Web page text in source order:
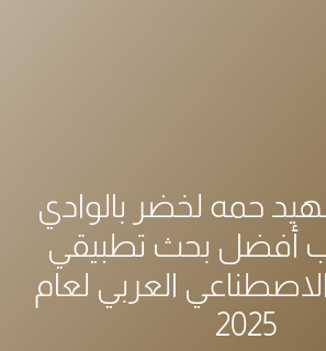
حمه لخضر بالوادي
أفضل بحث تطبيقي
العربي لعام
2025